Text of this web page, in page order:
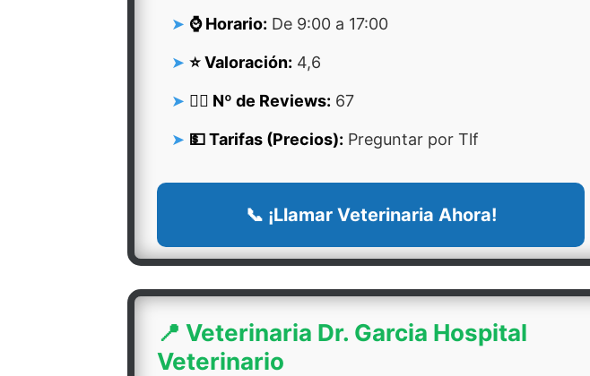
⌚ Horario: De 9:00 a 17:00
⭐ Valoración: 4,6
👍🏻 Nº de Reviews: 67
💵 Tarifas (Precios): Preguntar por Tlf
📞 ¡Llamar Veterinaria Ahora!
📍 Veterinaria Dr. Garcia Hospital
Veterinario